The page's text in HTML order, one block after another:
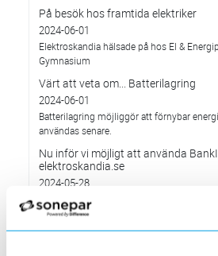
På besök hos framtida elektriker
2024-06-01
Elektroskandia hälsade på hos El &
Gymnasium
Värt att veta om... Batterilagring
2024-06-01
Batterilagring möjliggör att förnybar
användas senare.
Nu inför vi möjligt att använda
elektroskandia.se
2024-05-28
Värt att veta om…betalning med
laddstationer